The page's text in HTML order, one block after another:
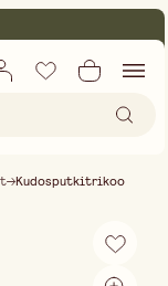
Kudosputkitrikoo